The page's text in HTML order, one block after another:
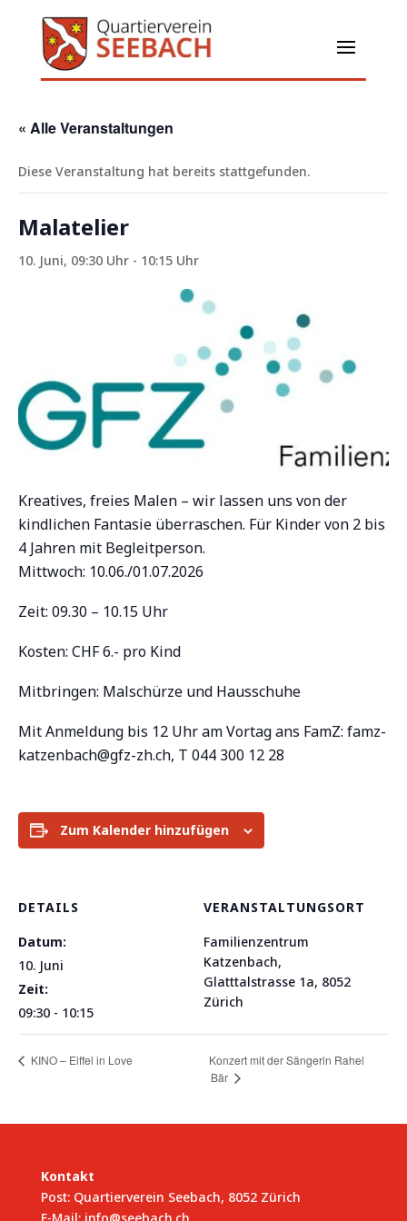
« Alle Veranstaltungen
Diese Veranstaltung hat bereits stattgefunden.
Malatelier
10. Juni, 09:30 Uhr - 10:15 Uhr
Kreatives, freies Malen – wir lassen uns von der
kindlichen Fantasie überraschen. Für Kinder von 2 bis
4 Jahren mit Begleitperson.
Mittwoch: 10.06./01.07.2026
Zeit: 09.30 – 10.15 Uhr
Kosten: CHF 6.- pro Kind
Mitbringen: Malschürze und Hausschuhe
Mit Anmeldung bis 12 Uhr am Vortag ans FamZ: famz-
katzenbach@gfz-zh.ch, T 044 300 12 28
Zum Kalender hinzufügen
DETAILS
Datum:
10. Juni
Zeit:
09:30 - 10:15
VERANSTALTUNGSORT
Familienzentrum
Katzenbach,
Glatttalstrasse 1a, 8052
Zürich
KINO – Eiffel in Love
Konzert mit der Sängerin Rahel
Bär
Kontakt
Post: Quartierverein Seebach, 8052 Zürich